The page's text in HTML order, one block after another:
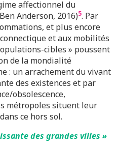
affectionnel du
Anderson, 2016)5. Par
et plus encore
et aux mobilités
cibles » poussent
de la mondialité
: un arrachement du vivant
des existences et par
obsolescence,
métropoles situent leur
ce hors sol.
des grandes villes »